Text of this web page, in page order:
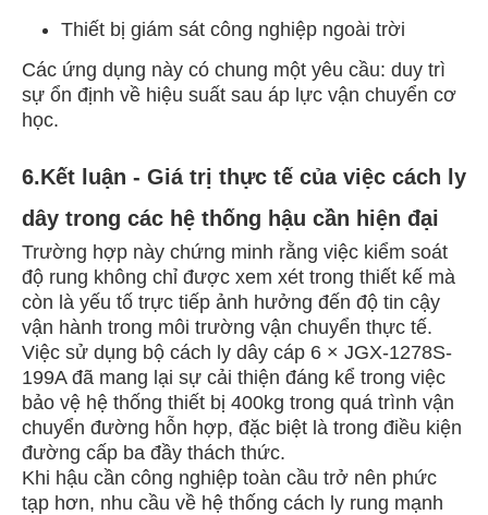
Thiết bị giám sát công nghiệp ngoài trời
Các ứng dụng này có chung một yêu cầu: duy trì
sự ổn định về hiệu suất sau áp lực vận chuyển cơ
học.
6.Kết luận - Giá trị thực tế của việc cách ly
dây trong các hệ thống hậu cần hiện đại
Trường hợp này chứng minh rằng việc kiểm soát
độ rung không chỉ được xem xét trong thiết kế mà
còn là yếu tố trực tiếp ảnh hưởng đến độ tin cậy
vận hành trong môi trường vận chuyển thực tế.
Việc sử dụng bộ cách ly dây cáp 6 × JGX-1278S-
199A đã mang lại sự cải thiện đáng kể trong việc
bảo vệ hệ thống thiết bị 400kg trong quá trình vận
chuyển đường hỗn hợp, đặc biệt là trong điều kiện
đường cấp ba đầy thách thức.
Khi hậu cần công nghiệp toàn cầu trở nên phức
tạp hơn, nhu cầu về hệ thống cách ly rung mạnh